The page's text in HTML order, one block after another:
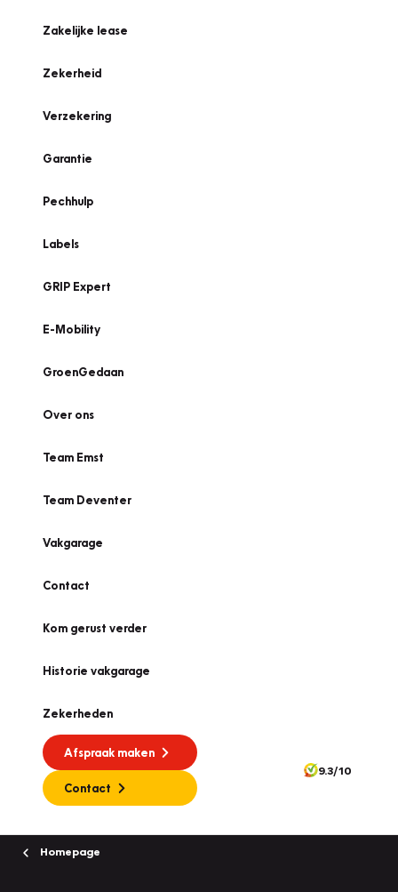
Zakelijke lease
Zekerheid
Verzekering
Garantie
Pechhulp
Labels
GRIP Expert
E-Mobility
GroenGedaan
Over ons
Team Emst
Team Deventer
Vakgarage
Contact
Kom gerust verder
Historie vakgarage
Zekerheden
Afspraak maken
Contact
9.3/10
Homepage